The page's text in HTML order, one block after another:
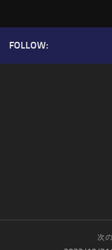
FOLLOW:
次